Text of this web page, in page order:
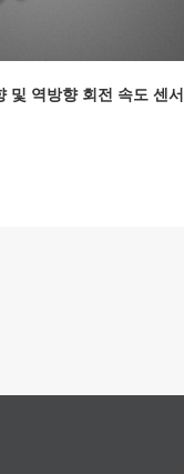
및 역방향 회전 속도 센서